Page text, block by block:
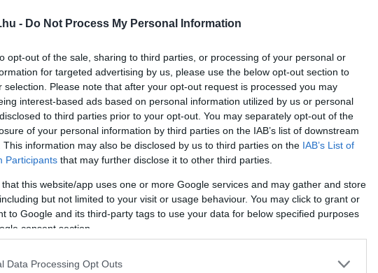
- Do Not Process My Personal Information
opt-out of the sale, sharing to third parties, or processing of your personal or
for targeted advertising by us, please use the below opt-out section to
selection. Please note that after your opt-out request is processed you may
interest-based ads based on personal information utilized by us or personal
to third parties prior to your opt-out. You may separately opt-out of the
of your personal information by third parties on the IAB’s list of downstream
This information may also be disclosed by us to third parties on the IAB’s List of
Participants that may further disclose it to other third parties.
that this website/app uses one or more Google services and may gather and store
but not limited to your visit or usage behaviour. You may click to grant or
to Google and its third-party tags to use your data for below specified purposes
consent section.
Data Processing Opt Outs
Illmer
MEGOSZTÁS